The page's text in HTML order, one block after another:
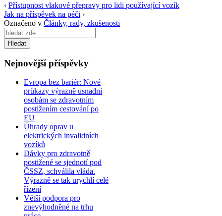
‹ Přístupnost vlakové přepravy pro lidi používající vozík
Jak na příspěvek na péči ›
Označeno v Články, rady, zkušenosti
Search
for:
Nejnovější příspěvky
Evropa bez bariér: Nové
průkazy výrazně usnadní
osobám se zdravotním
postižením cestování po
EU
Úhrady oprav u
elektrických invalidních
vozíků
Dávky pro zdravotně
postižené se sjednotí pod
ČSSZ, schválila vláda.
Výrazně se tak urychlí celé
řízení
Větší podpora pro
znevýhodněné na trhu